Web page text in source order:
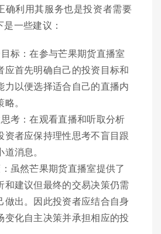
确利用其服务也是投资者需要
一些建议：
标：在参与芒果期货直播室
应首先明确自己的投资目标和
力以便选择适合自己的直播内
。
考：在观看直播和听取分析
资者应保持理性思考不盲目跟
消息。
虽然芒果期货直播室提供了
和建议但最终的交易决策仍需
做出。因此投资者应结合自身
变化自主决策并承担相应的投